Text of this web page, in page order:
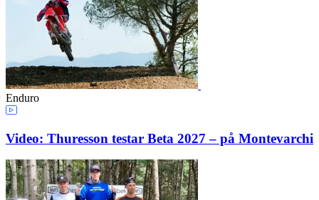
Enduro
Video: Thuresson testar Beta 2027 – på Montevarchi